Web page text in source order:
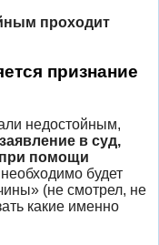
проходит
признание
недостойным,
в суд,
при помощи
будет
(не смотрел, не
какие именно